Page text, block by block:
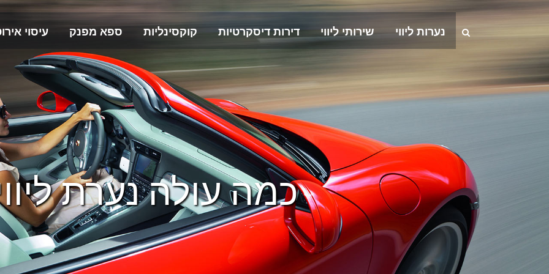
נערות ליווי שירותי ליווי דירות דיסקרטיות קוקסינליות ספא מפנק עיסוי
כמה עולה נערת